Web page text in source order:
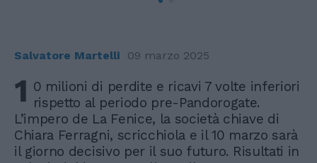
Salvatore Martelli 09 marzo 2025
1 0 milioni di perdite e ricavi 7 volte inferiori
rispetto al periodo pre-Pandorogate.
L’impero de La Fenice, la società chiave di
Chiara Ferragni, scricchiola e il 10 marzo sarà
il giorno decisivo per il suo futuro. Risultati in